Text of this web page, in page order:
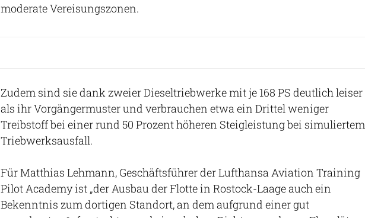
moderate Vereisungszonen.
Zudem sind sie dank zweier Dieseltriebwerke mit je 168 PS deutlich leiser
als ihr Vorgängermuster und verbrauchen etwa ein Drittel weniger
Treibstoff bei einer rund 50 Prozent höheren Steigleistung bei simuliertem
Triebwerksausfall.
Für Matthias Lehmann, Geschäftsführer der Lufthansa Aviation Training
Pilot Academy ist „der Ausbau der Flotte in Rostock-Laage auch ein
Bekenntnis zum dortigen Standort, an dem aufgrund einer gut